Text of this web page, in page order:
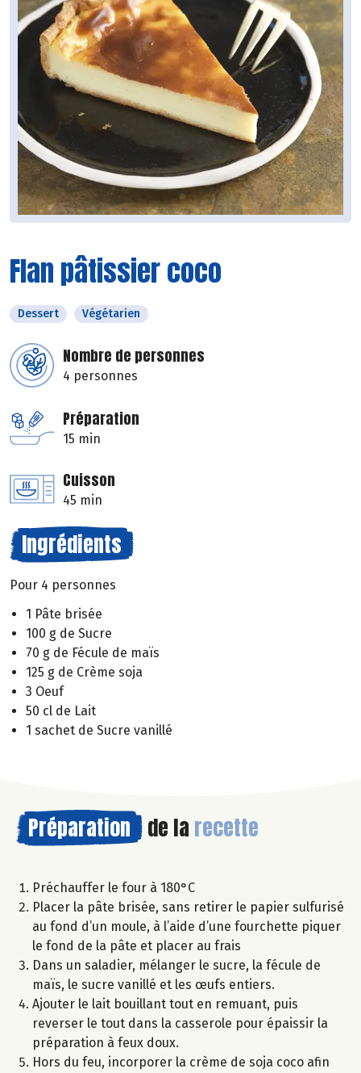
Flan pâtissier coco
Dessert Végétarien
Nombre de personnes
4 personnes
Préparation
15 min
Cuisson
45 min
Ingrédients
Pour 4 personnes
1 Pâte brisée
100 g de Sucre
70 g de Fécule de maïs
125 g de Crème soja
3 Oeuf
50 cl de Lait
1 sachet de Sucre vanillé
Préparation de la recette
Préchauffer le four à 180°C
Placer la pâte brisée, sans retirer le papier sulfurisé
au fond d’un moule, à l’aide d’une fourchette piquer
le fond de la pâte et placer au frais
Dans un saladier, mélanger le sucre, la fécule de
maïs, le sucre vanillé et les œufs entiers.
Ajouter le lait bouillant tout en remuant, puis
reverser le tout dans la casserole pour épaissir la
préparation à feux doux.
Hors du feu, incorporer la crème de soja coco afin